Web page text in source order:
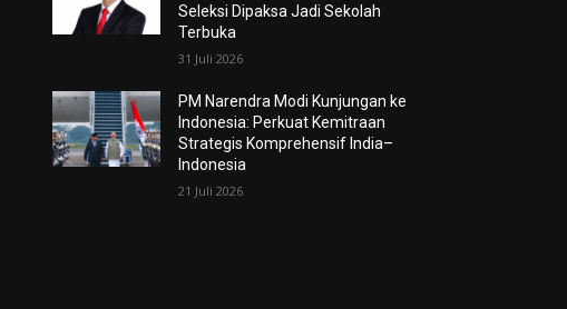
Seleksi Dipaksa Jadi Sekolah
Terbuka
31 Juli 2026
PM Narendra Modi Kunjungan ke
Indonesia: Perkuat Kemitraan
Strategis Komprehensif India–
Indonesia
21 Juli 2026